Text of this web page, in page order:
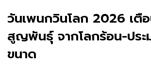
วันเพนกวินโลก 2026 เตื
สูญพันธุ์ จากโลกร้อน-ประ
ขนาด